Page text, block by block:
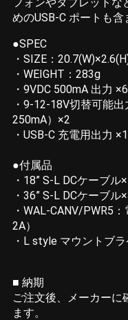
めのUSB-C ポートも含
●SPEC
・SIZE：
・WEIGHT：283g
・9VDC 500mA 出力 ×6
・9-12-18V切替可能
250mA）×2
・USB-C 充電用出力 ×1
●付属品
・18” S-L DCケーブル
・36” S-L DCケーブル
・WAL-CANV/PWR5
2A）
・L style マウントブラ
■ 納期
ご注文後、メーカーに
ます。